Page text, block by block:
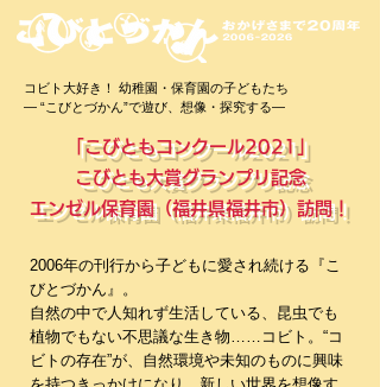
コビト大好き！ 幼稚園・保育園の子どもたち
― “こびとづかん”で遊び、想像・探究する―
「こびともコンクール2021」
こびとも大賞グランプリ記念
エンゼル保育園（福井県福井市）訪問！
2006年の刊行から子どもに愛され続ける『こ
びとづかん』。
自然の中で人知れず生活している、昆虫でも
植物でもない不思議な生き物……コビト。“コ
ビトの存在”が、自然環境や未知のものに興味